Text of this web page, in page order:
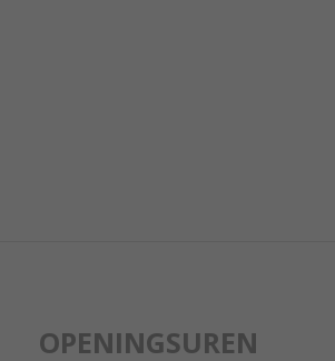
OPENINGSUREN